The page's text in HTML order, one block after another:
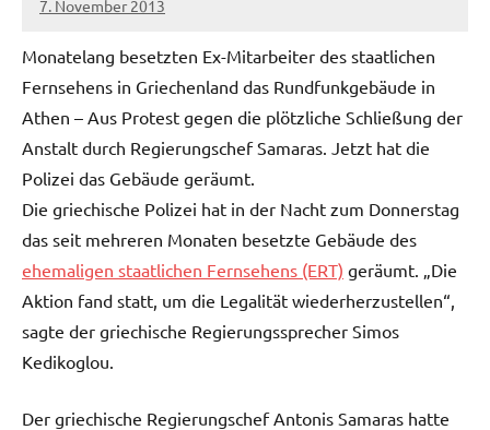
7. November 2013
admin
Monatelang besetzten Ex-Mitarbeiter des staatlichen
Fernsehens in Griechenland das Rundfunkgebäude in
Athen – Aus Protest gegen die plötzliche Schließung der
Anstalt durch Regierungschef Samaras. Jetzt hat die
Polizei das Gebäude geräumt.
Die griechische Polizei hat in der Nacht zum Donnerstag
das seit mehreren Monaten besetzte Gebäude des
ehemaligen staatlichen Fernsehens (ERT) geräumt. „Die
Aktion fand statt, um die Legalität wiederherzustellen“,
sagte der griechische Regierungssprecher Simos
Kedikoglou.
Der griechische Regierungschef Antonis Samaras hatte